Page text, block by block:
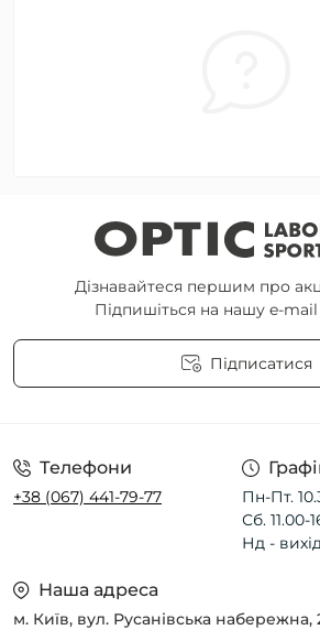
Дізнавайтеся першим про
Підпишіться на нашу e-
Підписатися
Телефони
+38 (067) 441-79-77
Пн-Пт.
Сб. 11.00-
Нд -
Наша адреса
м. Київ, вул. Русанівська набережна,